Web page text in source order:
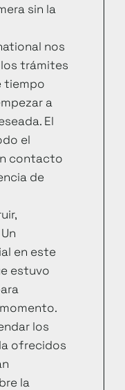
sin la
nos
trámites
tiempo
a
El
el
contacto
de
en este
estuvo
los
ofrecidos
la